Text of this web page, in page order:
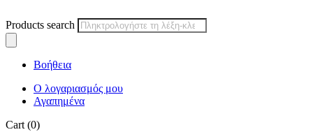
Products search
Βοήθεια
Ο λογαριασμός μου
Αγαπημένα
Cart (0)